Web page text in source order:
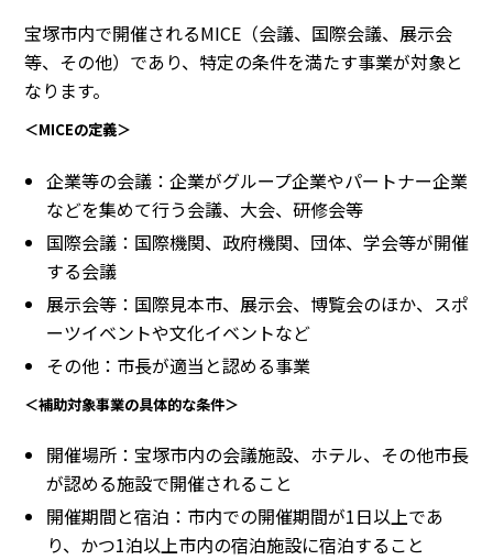
宝塚市内で開催されるMICE（会議、国際会議、展示会
等、その他）であり、特定の条件を満たす事業が対象と
なります。
＜MICEの定義＞
企業等の会議：企業がグループ企業やパートナー企業
などを集めて行う会議、大会、研修会等
国際会議：国際機関、政府機関、団体、学会等が開催
する会議
展示会等：国際見本市、展示会、博覧会のほか、スポ
ーツイベントや文化イベントなど
その他：市長が適当と認める事業
＜補助対象事業の具体的な条件＞
開催場所：宝塚市内の会議施設、ホテル、その他市長
が認める施設で開催されること
開催期間と宿泊：市内での開催期間が1日以上であ
り、かつ1泊以上市内の宿泊施設に宿泊すること